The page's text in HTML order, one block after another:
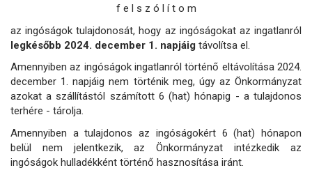
f e l s z ó l í t o m
az ingóságok tulajdonosát, hogy az ingóságokat az ingatlanról
legkésőbb 2024. december 1. napjáig távolítsa el.
Amennyiben az ingóságok ingatlanról történő eltávolítása 2024.
december 1. napjáig nem történik meg, úgy az Önkormányzat
azokat a szállítástól számított 6 (hat) hónapig - a tulajdonos
terhére - tárolja.
Amennyiben a tulajdonos az ingóságokért 6 (hat) hónapon
belül nem jelentkezik, az Önkormányzat intézkedik az
ingóságok hulladékként történő hasznosítása iránt.